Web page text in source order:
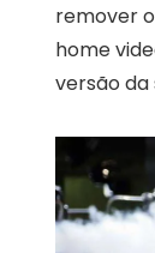
remover
home
versão da